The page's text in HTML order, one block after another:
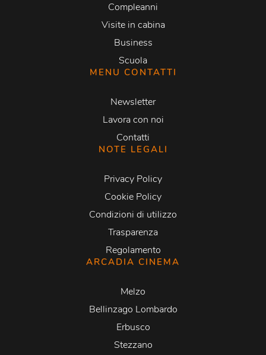
Compleanni
Visite in cabina
Business
Scuola
MENU CONTATTI
Newsletter
Lavora con noi
Contatti
NOTE LEGALI
Privacy Policy
Cookie Policy
Condizioni di utilizzo
Trasparenza
Regolamento
ARCADIA CINEMA
Melzo
Bellinzago Lombardo
Erbusco
Stezzano